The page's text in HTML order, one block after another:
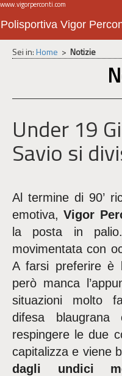
www.vigorperconti.com
Polisportiva Vigor
Sei in:Home > Notizie
Under 19
Savio si
Al termine di 90’
emotiva,Vigor
la posta in
movimentata con
A farsi preferire è
però manca
situazioni molto
difesa
respingere le due
capitalizza e viene
dagli undici